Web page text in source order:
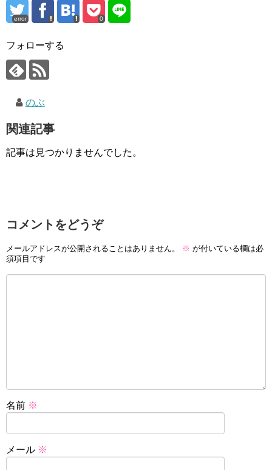
error 0
フォローする
のぶ
関連記事
記事は見つかりませんでした。
コメントをどうぞ
メールアドレスが公開されることはありません。 ※ が付いている欄は必
須項目です
名前 ※
メール ※